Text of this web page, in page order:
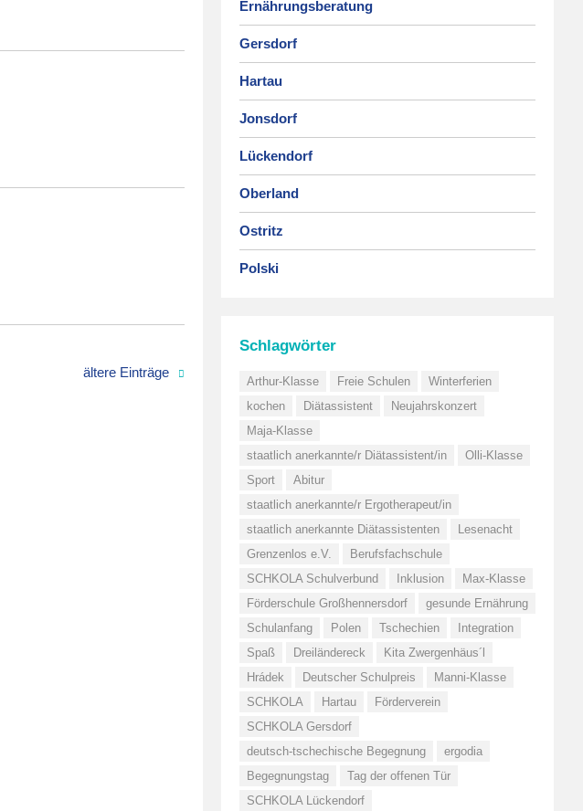
ältere Einträge
Ernährungsberatung
Gersdorf
Hartau
Jonsdorf
Lückendorf
Oberland
Ostritz
Polski
Schlagwörter
Arthur-Klasse Freie Schulen
Winterferien
kochen
Diätassistent
Neujahrskonzert
Maja-Klasse
staatlich anerkannte/r Diätassistent/in
Olli-Klasse
Sport
Abitur
staatlich anerkannte/r Ergotherapeut/in
staatlich anerkannte Diätassistenten
Lesenacht
Grenzenlos e.V.
Berufsfachschule
SCHKOLA Schulverbund
Inklusion
Max-Klasse
Förderschule Großhennersdorf
gesunde Ernährung
Schulanfang
Polen Tschechien
Integration
Spaß
Dreiländereck
Kita Zwergenhäus´l
Hrádek
Deutscher Schulpreis
Manni-Klasse
SCHKOLA
Hartau
Förderverein
SCHKOLA Gersdorf
deutsch-tschechische Begegnung
ergodia
Begegnungstag
Tag der offenen Tür
SCHKOLA Lückendorf